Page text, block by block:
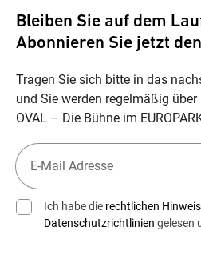
Bleiben Sie auf dem
Abonnieren Sie jetzt
Tragen Sie sich bitte in das
und Sie werden regelmäßig
OVAL – Die Bühne im
Ich habe die rechtlichen
Datenschutzrichtlinien gelesen